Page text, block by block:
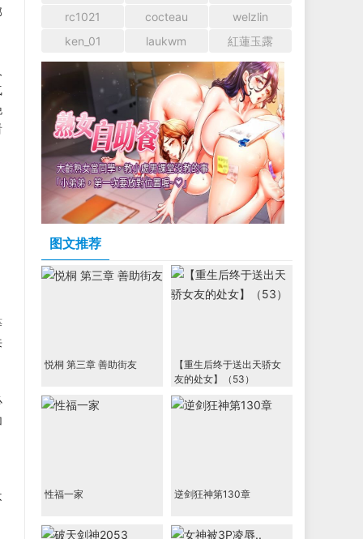
rc1021
cocteau
welzlin
ken_01
laukwm 紅蓮玉露
图文推荐
悦桐 第三章 善助街友
【重生后终于送出天骄女
友的处女】（53）
性福一家 逆剑狂神第130章